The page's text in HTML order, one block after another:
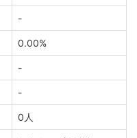
-
0.00%
-
-
0人